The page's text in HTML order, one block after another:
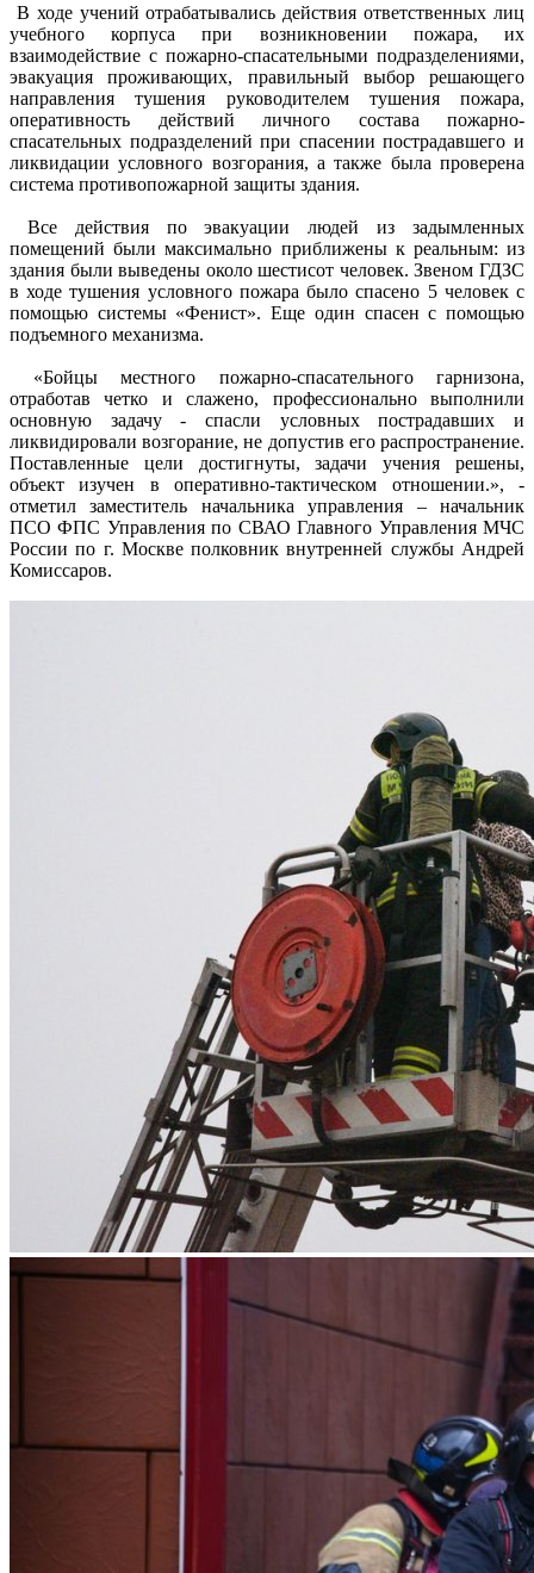
В ходе учений отрабатывались действия ответственных лиц
учебного корпуса при возникновении пожара, их
взаимодействие с пожарно-спасательными подразделениями,
эвакуация проживающих, правильный выбор решающего
направления тушения руководителем тушения пожара,
оперативность действий личного состава пожарно-
спасательных подразделений при спасении пострадавшего и
ликвидации условного возгорания, а также была проверена
система противопожарной защиты здания.
Все действия по эвакуации людей из задымленных
помещений были максимально приближены к реальным: из
здания были выведены около шестисот человек. Звеном ГДЗС
в ходе тушения условного пожара было спасено 5 человек с
помощью системы «Фенист». Еще один спасен с помощью
подъемного механизма.
«Бойцы местного пожарно-спасательного гарнизона,
отработав четко и слажено, профессионально выполнили
основную задачу - спасли условных пострадавших и
ликвидировали возгорание, не допустив его распространение.
Поставленные цели достигнуты, задачи учения решены,
объект изучен в оперативно-тактическом отношении.», -
отметил заместитель начальника управления – начальник
ПСО ФПС Управления по СВАО Главного Управления МЧС
России по г. Москве полковник внутренней службы Андрей
Комиссаров.